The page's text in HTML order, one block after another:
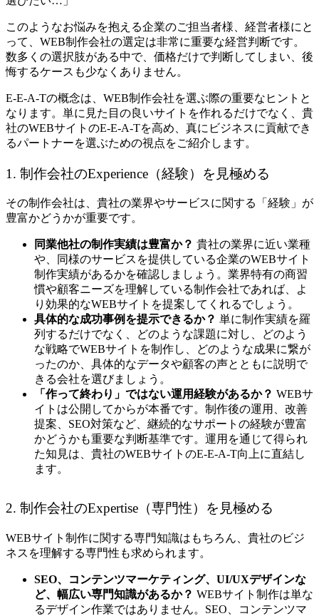
このようなお悩みを抱える企業のご担当者様、経営者様にと
って、WEB制作会社の選定は非常に重要な経営判断です。
数多くの選択肢がある中で、価格だけで判断してしまい、後
悔するケースも少なくありません。
E-E-A-Tの概念は、WEB制作会社を選ぶ際の重要なヒントと
なります。単に見た目の良いサイトを作れるだけでなく、貴
社のWEBサイトのE-E-A-Tを高め、真にビジネスに貢献でき
るパートナーを選ぶための視点をご紹介します。
1. 制作会社のExperience（経験）を見極める
その制作会社は、貴社の業界やサービスに関する「経験」が
豊富かどうかが重要です。
同業他社の制作実績は豊富か？ 貴社の業界に近い業種
や、同様のサービスを提供している企業のWEBサイト
制作実績があるかを確認しましょう。業界特有の商習
慣や顧客ニーズを理解している制作会社であれば、よ
り効果的なWEBサイトを提案してくれるでしょう。
具体的な成功事例を提示できるか？ 単に制作実績を羅
列するだけでなく、どのような課題に対し、どのよう
な戦略でWEBサイトを制作し、どのような成果に繋が
ったのか、具体的なデータや顧客の声とともに説明で
きる会社を選びましょう。
「作って終わり」ではない運用経験があるか？ WEBサ
イトは公開してからが本番です。制作後の運用、改善
提案、SEO対策など、継続的なサポートの経験が豊富
かどうかも重要な判断基準です。運用を通じて得られ
た知見は、貴社のWEBサイトのE-E-A-T向上に直結し
ます。
2. 制作会社のExpertise（専門性）を見極める
WEBサイト制作に関する専門知識はもちろん、貴社のビジ
ネスを理解する専門性も求められます。
SEO、コンテンツマーケティング、UI/UXデザインな
ど、幅広い専門知識があるか？ WEBサイト制作は単な
るデザイン作業ではありません。SEO、コンテンツマ